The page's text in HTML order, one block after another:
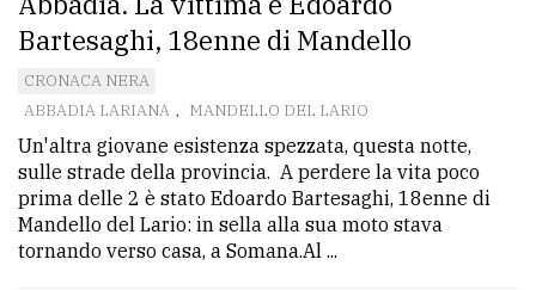
Scrivici
Per
la
tua
pubblicità
CERCA
Bartesaghi, 18enne di Mandello
CRONACA NERA
ABBADIA LARIANA , MANDELLO DEL LARIO
Un'altra giovane esistenza spezzata, questa notte,
sulle strade della provincia. A perdere la vita poco
prima delle 2 è stato Edoardo Bartesaghi, 18enne di
Mandello del Lario: in sella alla sua moto stava
tornando verso casa, a Somana.Al ...